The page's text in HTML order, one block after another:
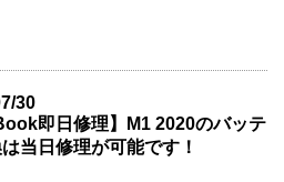
30
即日修理】M1 2020のバッテ
当日修理が可能です！